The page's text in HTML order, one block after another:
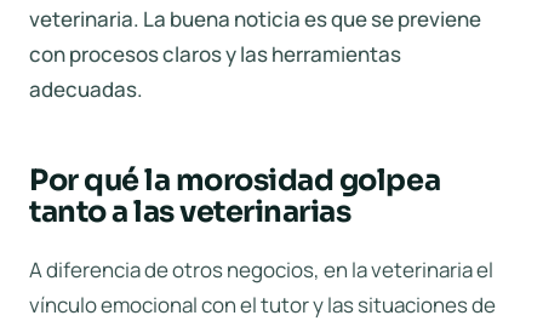
veterinaria. La buena noticia es que se previene
con procesos claros y las herramientas
adecuadas.
Por qué la morosidad golpea
tanto a las veterinarias
A diferencia de otros negocios, en la veterinaria el
vínculo emocional con el tutor y las situaciones de